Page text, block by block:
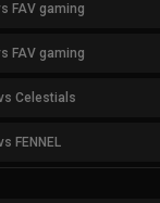
FAV gaming
FAV gaming
Celestials
FENNEL